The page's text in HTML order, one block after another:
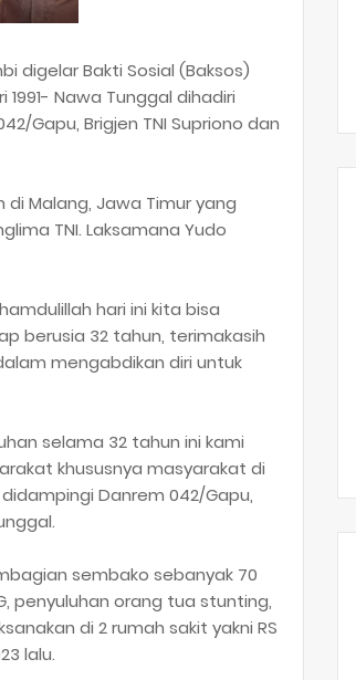
digelar Bakti Sosial (Baksos)
Nawa Tunggal dihadiri
Gapu, Brigjen TNI Supriono dan
Malang, Jawa Timur yang
TNI. Laksamana Yudo
hari ini kita bisa
berusia 32 tahun, terimakasih
mengabdikan diri untuk
selama 32 tahun ini kami
khususnya masyarakat di
Danrem 042/Gapu,
sembako sebanyak 70
penyuluhan orang tua stunting,
di 2 rumah sakit yakni RS
lalu.